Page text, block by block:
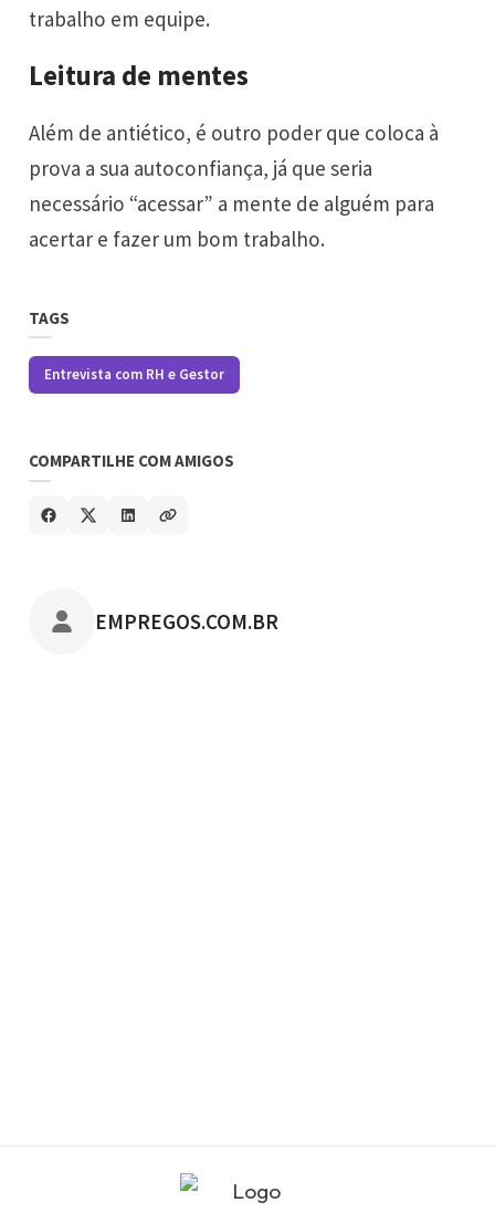
trabalho em equipe.
Leitura de mentes
Além de antiético, é outro poder que coloca à
prova a sua autoconfiança, já que seria
necessário “acessar” a mente de alguém para
acertar e fazer um bom trabalho.
TAGS
Entrevista com RH e Gestor
COMPARTILHE COM AMIGOS
POSTADO POR
EMPREGOS.COM.BR